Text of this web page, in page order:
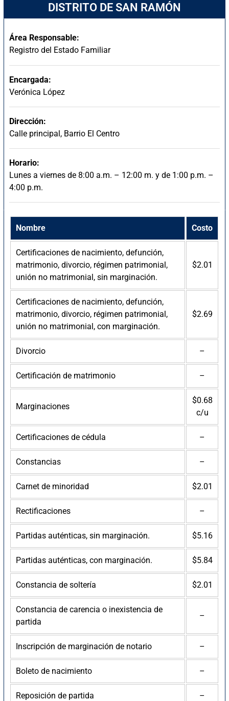
DISTRITO DE SAN RAMÓN
Área Responsable:
Registro del Estado Familiar
Encargada:
Verónica López
Dirección:
Calle principal, Barrio El Centro
Horario:
Lunes a viernes de 8:00 a.m. – 12:00 m. y de 1:00 p.m. –
4:00 p.m.
Nombre Costo
Certificaciones de nacimiento, defunción,
matrimonio, divorcio, régimen patrimonial,
unión no matrimonial, sin marginación.
$2.01
Certificaciones de nacimiento, defunción,
matrimonio, divorcio, régimen patrimonial,
unión no matrimonial, con marginación.
$2.69
Divorcio –
Certificación de matrimonio –
Marginaciones
$0.68
c/u
Certificaciones de cédula –
Constancias –
Carnet de minoridad $2.01
Rectificaciones –
Partidas auténticas, sin marginación. $5.16
Partidas auténticas, con marginación. $5.84
Constancia de soltería $2.01
Constancia de carencia o inexistencia de
partida
–
Inscripción de marginación de notario –
Boleto de nacimiento –
Reposición de partida –